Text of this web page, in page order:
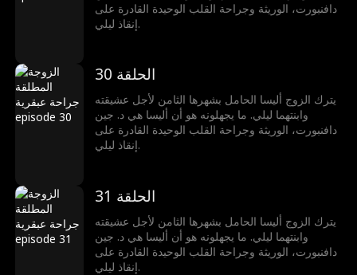
دافنبورت، الوريثة وجراحة القلب الوحيدة القادرة على
إنقاذ ليلي.
الحلقة 30
يترك الزوج أليسا الحامل بشهرها الثامن لأجل عشيقته
وابنتهما ليلي. ما يجهلونه هو أن أليسا هي د. جين
دافنبورت، الوريثة وجراحة القلب الوحيدة القادرة على
إنقاذ ليلي.
الحلقة 31
يترك الزوج أليسا الحامل بشهرها الثامن لأجل عشيقته
وابنتهما ليلي. ما يجهلونه هو أن أليسا هي د. جين
دافنبورت، الوريثة وجراحة القلب الوحيدة القادرة على
إنقاذ ليلي.